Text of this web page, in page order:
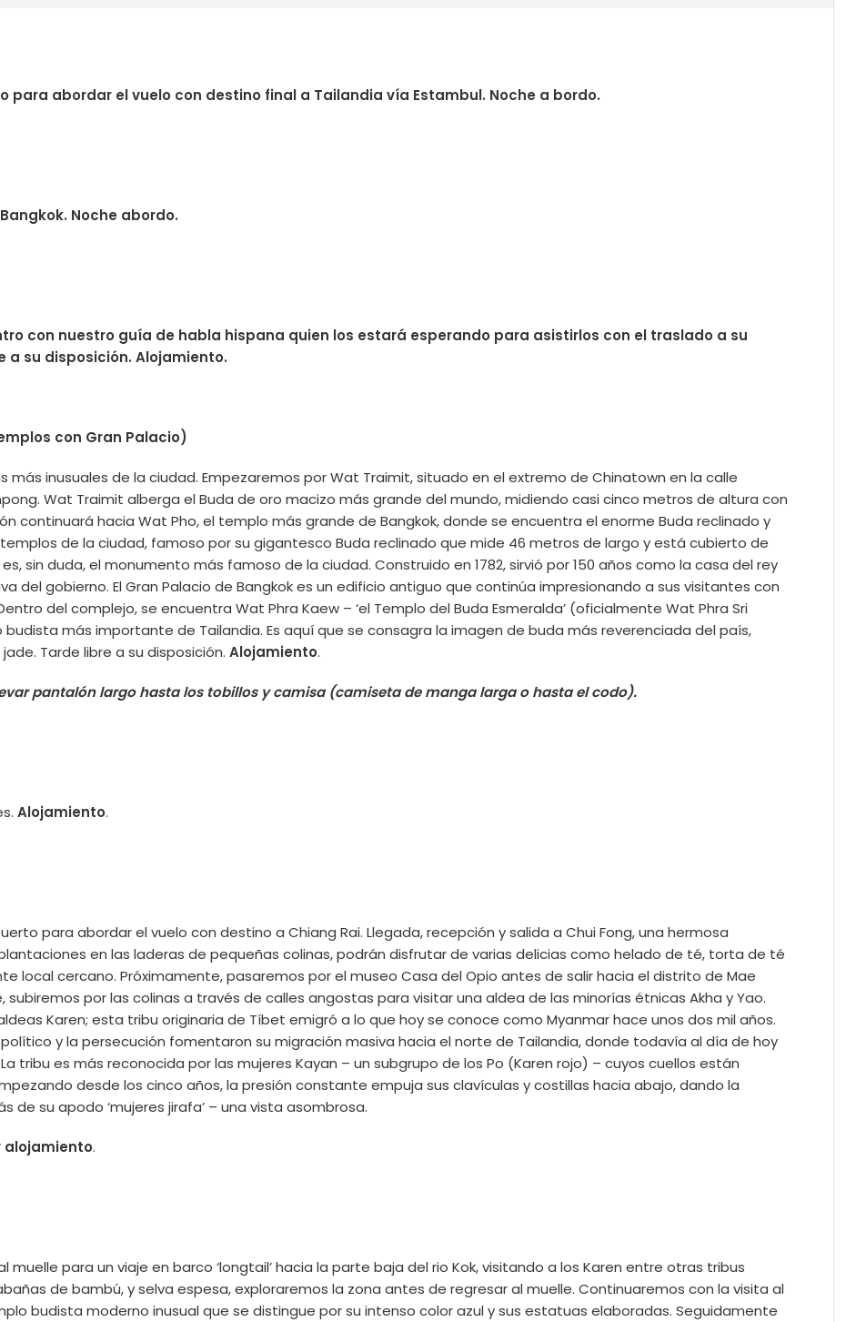
para abordar el vuelo con destino final a Tailandia vía Estambul. Noche a bordo.
Noche abordo.
con nuestro guía de habla hispana quien los estará esperando para asistirlos con el traslado a su
a su disposición. Alojamiento.
con Gran Palacio)
más inusuales de la ciudad. Empezaremos por Wat Traimit, situado en el extremo de Chinatown en la calle
Wat Traimit alberga el Buda de oro macizo más grande del mundo, midiendo casi cinco metros de altura con
continuará hacia Wat Pho, el templo más grande de Bangkok, donde se encuentra el enorme Buda reclinado y
templos de la ciudad, famoso por su gigantesco Buda reclinado que mide 46 metros de largo y está cubierto de
sin duda, el monumento más famoso de la ciudad. Construido en 1782, sirvió por 150 años como la casa del rey
del gobierno. El Gran Palacio de Bangkok es un edificio antiguo que continúa impresionando a sus visitantes con
del complejo, se encuentra Wat Phra Kaew – ‘el Templo del Buda Esmeralda’ (oficialmente Wat Phra Sri
más importante de Tailandia. Es aquí que se consagra la imagen de buda más reverenciada del país,
Tarde libre a su disposición. Alojamiento.
pantalón largo hasta los tobillos y camisa (camiseta de manga larga o hasta el codo).
Alojamiento.
para abordar el vuelo con destino a Chiang Rai. Llegada, recepción y salida a Chui Fong, una hermosa
en las laderas de pequeñas colinas, podrán disfrutar de varias delicias como helado de té, torta de té
local cercano. Próximamente, pasaremos por el museo Casa del Opio antes de salir hacia el distrito de Mae
subiremos por las colinas a través de calles angostas para visitar una aldea de las minorías étnicas Akha y Yao.
Karen; esta tribu originaria de Tíbet emigró a lo que hoy se conoce como Myanmar hace unos dos mil años.
y la persecución fomentaron su migración masiva hacia el norte de Tailandia, donde todavía al día de hoy
tribu es más reconocida por las mujeres Kayan – un subgrupo de los Po (Karen rojo) – cuyos cuellos están
desde los cinco años, la presión constante empuja sus clavículas y costillas hacia abajo, dando la
de su apodo ‘mujeres jirafa’ – una vista asombrosa.
alojamiento.
muelle para un viaje en barco ‘longtail’ hacia la parte baja del rio Kok, visitando a los Karen entre otras tribus
de bambú, y selva espesa, exploraremos la zona antes de regresar al muelle. Continuaremos con la visita al
budista moderno inusual que se distingue por su intenso color azul y sus estatuas elaboradas. Seguidamente